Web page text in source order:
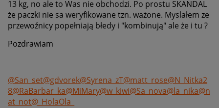
13 kg, no ale to Was nie obchodzi. Po prostu SKANDAL
że paczki nie sa weryfikowane tzn. ważone. Myslałem ze
przewoźnicy popełniają błedy i "kombinują" ale że i tu ?
Pozdrawiam
@San_set@gdvorek@Syrena_zT@matt_rose@N_Nitka2
8@RaBarbar_ka@MiMary@w_kiwi@Sa_nova@la_nika@n
at_not@_HolaOla_